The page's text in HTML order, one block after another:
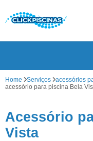
Home Serviços acessórios
acessório para piscina Bela
Acessório
Vista